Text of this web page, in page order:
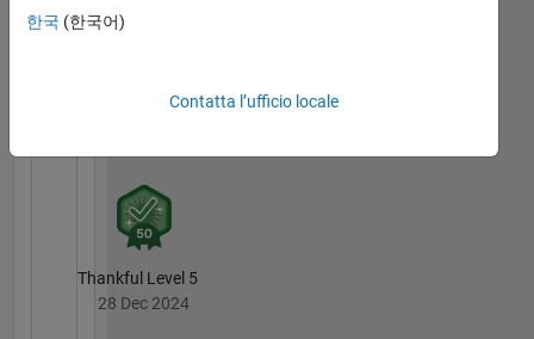
Thankful Level 5
28 Dec 2024
한국 (한국어)
Contatta l’ufficio locale